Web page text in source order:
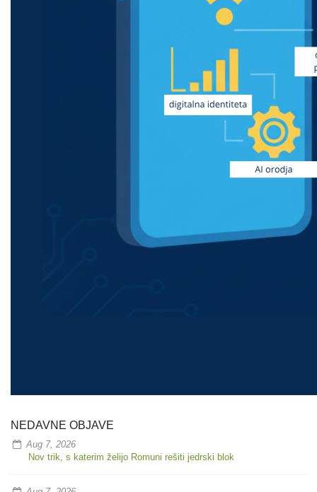
NEDAVNE OBJAVE
Aug 7, 2026
Nov trik, s katerim želijo Romuni rešiti jedrski blok